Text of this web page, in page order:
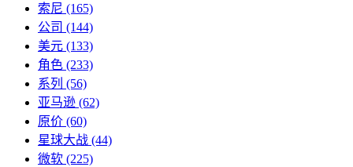
索尼 (165)
公司 (144)
美元 (133)
角色 (233)
系列 (56)
亚马逊 (62)
原价 (60)
星球大战 (44)
微软 (225)